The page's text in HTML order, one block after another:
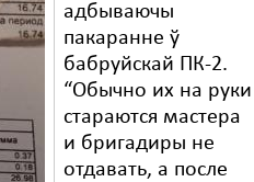
адбываючы
пакаранне ў
бабруйскай ПК-2.
“Обычно их на руки
стараются мастера
и бригадиры не
отдавать, а после